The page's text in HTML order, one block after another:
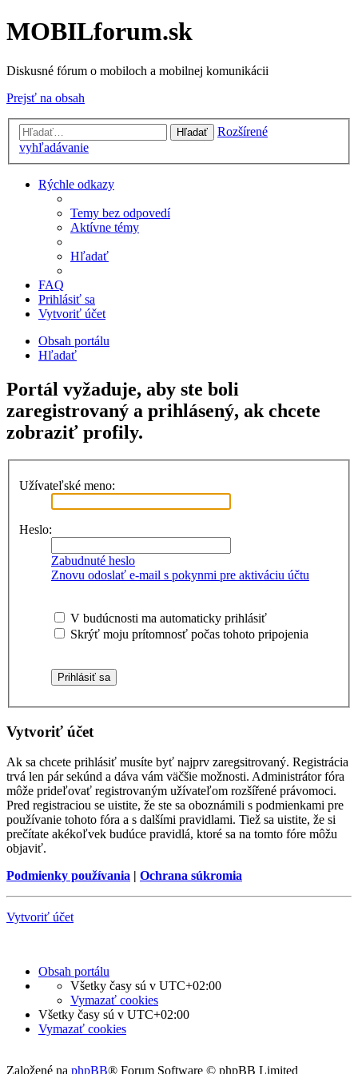
MOBILforum.sk
Diskusné fórum o mobiloch a mobilnej komunikácii
Prejsť na obsah
Hľadať
Rozšírené
vyhľadávanie
Rýchle odkazy
Temy bez odpovedí
Aktívne témy
Hľadať
FAQ
Prihlásiť sa
Vytvoriť účet
Obsah portálu
Hľadať
Portál vyžaduje, aby ste boli
zaregistrovaný a prihlásený, ak chcete
zobraziť profily.
Užívateľské meno:
Heslo:
Zabudnuté heslo
Znovu odoslať e-mail s pokynmi pre aktiváciu účtu
V budúcnosti ma automaticky prihlásiť
Skrýť moju prítomnosť počas tohoto pripojenia
Vytvoriť účet
Ak sa chcete prihlásiť musíte byť najprv zaregsitrovaný. Registrácia
trvá len pár sekúnd a dáva vám väčšie možnosti. Administrátor fóra
môže prideľovať registrovaným užívateľom rozšířené právomoci.
Pred registraciou se uistite, že ste sa oboznámili s podmienkami pre
používanie tohoto fóra a s dalšími pravidlami. Tiež sa uistite, že si
prečítate akékoľvek budúce pravidlá, ktoré sa na tomto fóre môžu
objaviť.
Podmienky používania | Ochrana súkromia
Vytvoriť účet
Obsah portálu
Všetky časy sú v UTC+02:00
Vymazať cookies
Všetky časy sú v UTC+02:00
Vymazať cookies
Založené na phpBB® Forum Software © phpBB Limited